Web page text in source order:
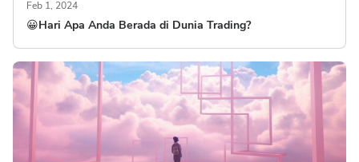
Feb 1, 2024
😀Hari Apa Anda Berada di Dunia Trading?